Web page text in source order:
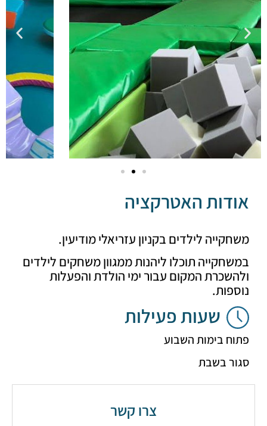
האטרקציה
לילדים בקניון עזריאלי מודיעין.
תוכלו ליהנות ממגוון משחקים לילדים
המקום עבור ימי הולדת והפעלות
שעות פעילות
בימות השבוע
בשבת
צרו קשר